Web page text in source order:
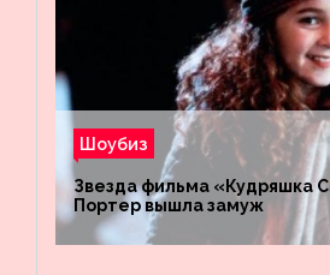
Шоубиз
Звезда фильма «Кудряшка
Портер вышла замуж